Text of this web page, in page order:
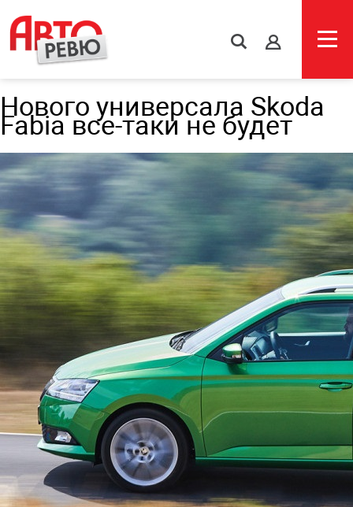
s
Нового универсала Skoda
Fabia все-таки не будет